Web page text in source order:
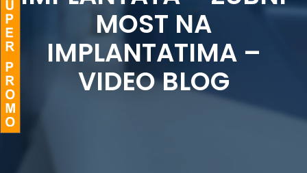
MOST NA
IMPLANTATIMA –
VIDEO BLOG